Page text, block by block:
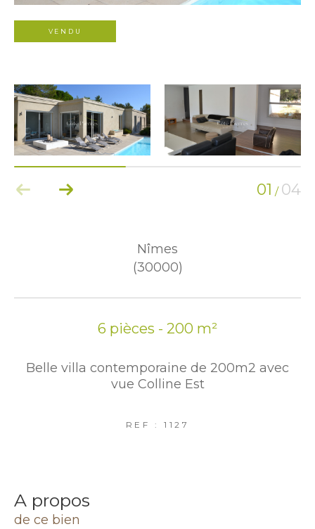
VENDU
01 / 04
Nîmes
(30000)
6 pièces - 200 m²
Belle villa contemporaine de 200m2 avec
vue Colline Est
REF : 1127
a propos
de ce bien